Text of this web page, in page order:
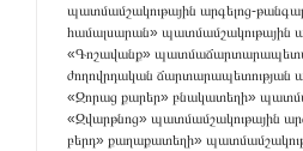
պատմամշակութային արգելոց-
համալսարան» պատմամշակութային
«Գոշավանք»
ժողովրդական ճարտարապետության
«Զորաց քարեր» բնակատեղի»
«Զվարթնոց» պատմամշակութային
բերդ» քաղաքատեղի»